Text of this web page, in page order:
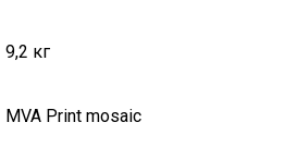
9,2 кг
MVA Print mosaic